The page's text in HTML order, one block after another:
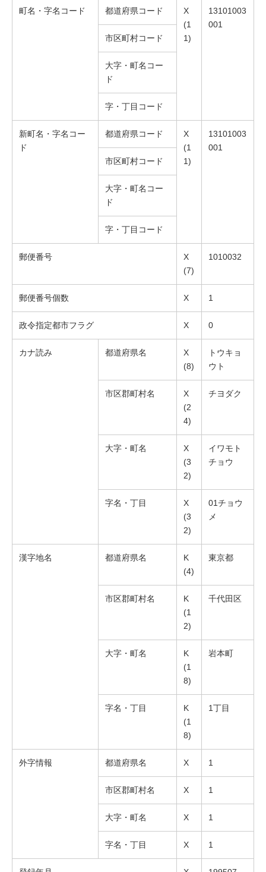
町名・字名コード 都道府県コード
X
(1
1)
13101003
001
市区町村コード
大字・町名コー
ド
字・丁目コード
新町名・字名コー
ド
都道府県コード
X
(1
1)
13101003
001
市区町村コード
大字・町名コー
ド
字・丁目コード
郵便番号
X
(7)
1010032
郵便番号個数 X 1
政令指定都市フラグ X 0
カナ読み 都道府県名
X
(8)
トウキョ
ウト
市区郡町村名
X
(2
4)
チヨダク
大字・町名
X
(3
2)
イワモト
チョウ
字名・丁目
X
(3
2)
01チョウ
メ
漢字地名 都道府県名
K
(4)
東京都
市区郡町村名
K
(1
2)
千代田区
大字・町名
K
(1
8)
岩本町
字名・丁目
K
(1
8)
1丁目
外字情報 都道府県名 X 1
市区郡町村名 X 1
大字・町名 X 1
字名・丁目 X 1